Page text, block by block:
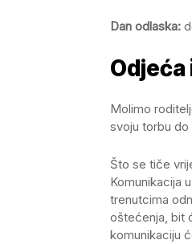
Dan odlaska:
Odjeća
Molimo
svoju torbu do
Što se tiče
Komunikacija
trenutcima
oštećenja, bit
komunikaciju